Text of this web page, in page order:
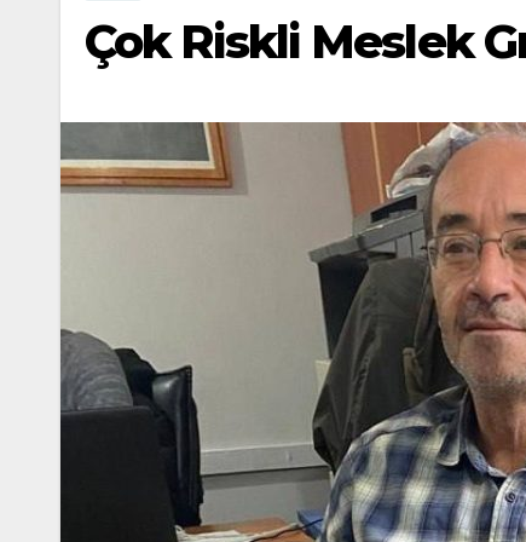
Çok Riskli Meslek